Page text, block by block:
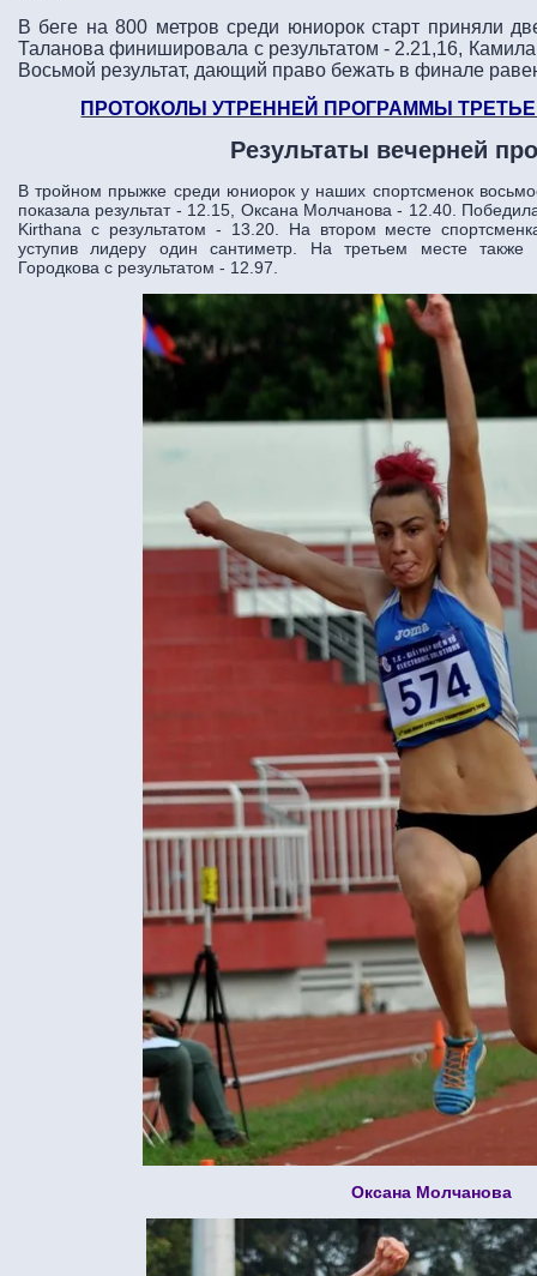
В беге на 800 метров среди юниорок старт приняли
Таланова финишировала с результатом - 2.21,16,
Восьмой результат, дающий право бежать в финале
ПРОТОКОЛЫ УТРЕННЕЙ ПРОГРАММЫ
Результаты вечерней
В тройном прыжке среди юниорок у наших спортсменок
показала результат - 12.15, Оксана Молчанова - 12.40.
Kirthana с результатом - 13.20. На втором месте
уступив лидеру один сантиметр. На третьем месте также
Городкова с результатом - 12.97.
Оксана Молчанова